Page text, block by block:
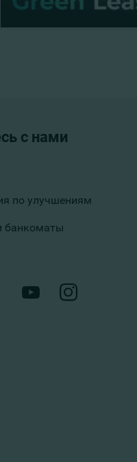
с нами
по улучшениям
банкоматы